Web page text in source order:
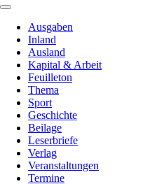
Ausgaben
Inland
Ausland
Kapital & Arbeit
Feuilleton
Thema
Sport
Geschichte
Beilage
Leserbriefe
Verlag
Veranstaltungen
Termine